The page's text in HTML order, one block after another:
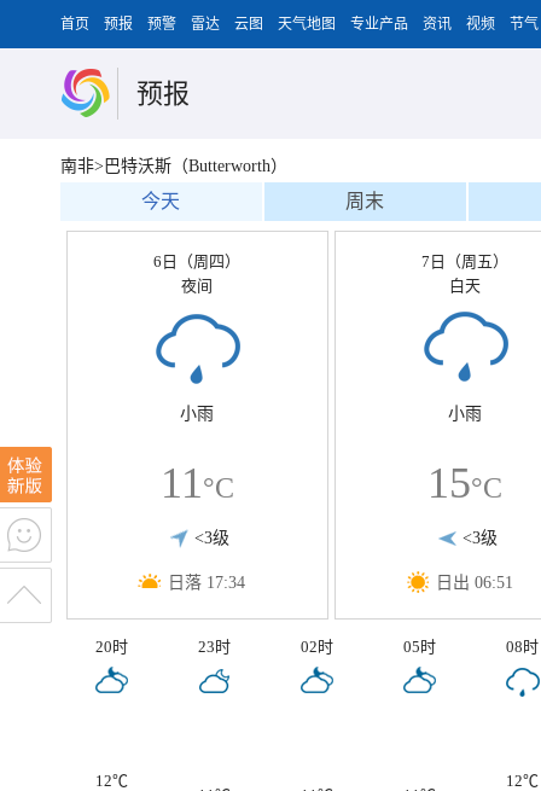
首页 预报 预警 雷达 云图 天气地图 专业产品 资讯 视频 节气
预报
南非>巴特沃斯（Butterworth）
今天 周末
6日（周四）
夜间
小雨
11°C
<3级
日落 17:34
7日（周五）
白天
小雨
15°C
<3级
日出 06:51
20时 23时 02时 05时 08时
12℃
12℃